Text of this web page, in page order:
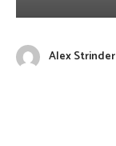
Alex Strinder